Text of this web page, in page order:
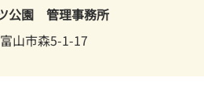
公園 管理事務所
山市森5-1-17